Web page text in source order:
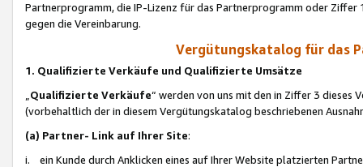
Partnerprogramm, die IP-Lizenz für das Partnerprogramm oder
gegen die Vereinbarung.
Vergütungskatalog für das
1. Qualifizierte Verkäufe und Qualifizierte Umsätze
Qualifizierte Verkäufe“ werden von uns mit den in Ziffer 3
(vorbehaltlich der in diesem Vergütungskatalog beschriebenen
(a) Partner- Link auf Ihrer Site:
i. ein Kunde durch Anklicken eines auf Ihrer Website platzierten